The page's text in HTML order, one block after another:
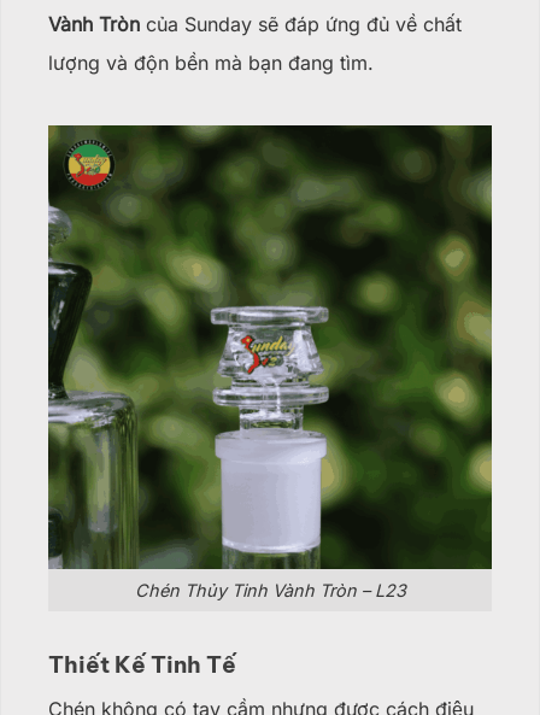
Vành Tròn của Sunday sẽ đáp ứng đủ về chất
lượng và độn bền mà bạn đang tìm.
Chén Thủy Tinh Vành Tròn – L23
Thiết Kế Tinh Tế
Chén không có tay cầm nhưng được cách điệu